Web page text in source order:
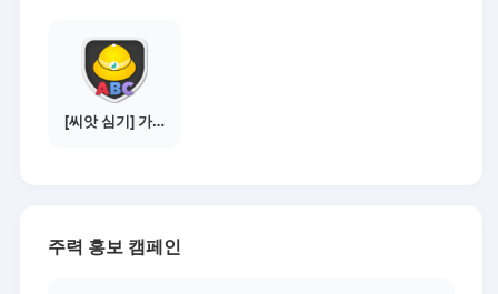
[씨앗 심기] 가이드보기 - 매체별 활동 가이드
주력 홍보 캠페인